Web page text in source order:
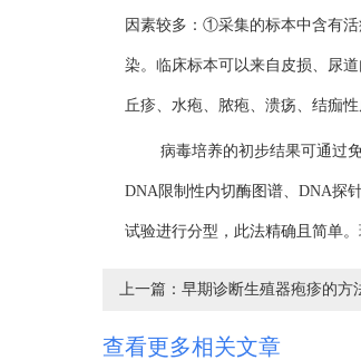
因素较多：①采集的标本中含有
染。临床标本可以来自皮损、尿
丘疹、水疱、脓疱、溃疡、结痂
病毒培养的初步结果可通过
DNA限制性内切酶图谱、DNA探
试验进行分型，此法精确且简单
上一篇： 早期诊断生殖器疱疹的方
查看更多相关文章